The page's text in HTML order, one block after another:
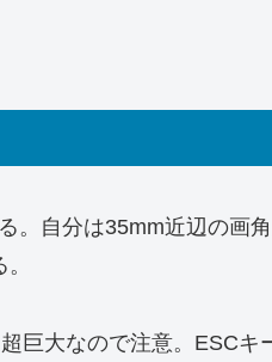
。自分は35mm近辺の画
巨大なので注意。ESCキ